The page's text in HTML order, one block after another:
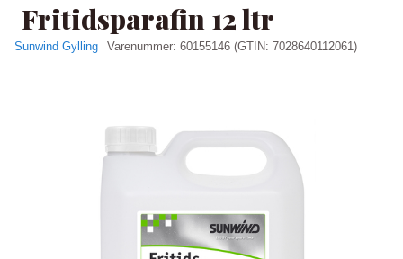
Fritidsparafin 12 ltr
Sunwind Gylling Varenummer: 60155146 (GTIN: 7028640112061)